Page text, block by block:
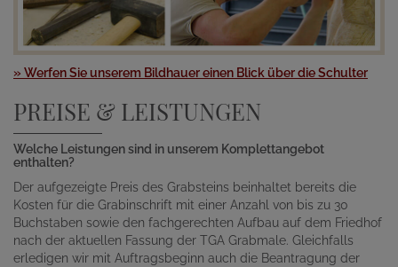
» Werfen Sie unserem Bildhauer einen Blick über die Schulter
PREISE & LEISTUNGEN
Welche Leistungen sind in unserem Komplettangebot
enthalten?
Der aufgezeigte Preis des Grabsteins beinhaltet bereits die
Kosten für die Grabinschrift mit einer Anzahl von bis zu 30
Buchstaben sowie den fachgerechten Aufbau auf dem Friedhof
nach der aktuellen Fassung der TGA Grabmale. Gleichfalls
erledigen wir mit Auftragsbeginn auch die Beantragung der